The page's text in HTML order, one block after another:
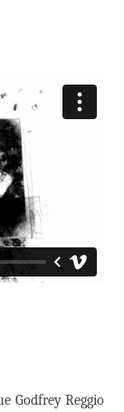
Godfrey Reggio